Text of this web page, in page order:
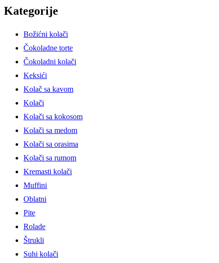
Kategorije
Božićni kolači
Čokoladne torte
Čokoladni kolači
Keksići
Kolač sa kavom
Kolači
Kolači sa kokosom
Kolači sa medom
Kolači sa orasima
Kolači sa rumom
Kremasti kolači
Muffini
Oblatni
Pite
Rolade
Štrukli
Suhi kolači